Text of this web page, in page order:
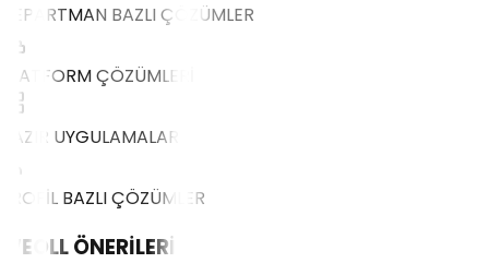
DEPARTMAN BAZLI ÇÖZÜMLER
PLATFORM ÇÖZÜMLERİ
HAZIR UYGULAMALAR
PROFİL BAZLI ÇÖZÜMLER
WEOLLÖNERİLERİ